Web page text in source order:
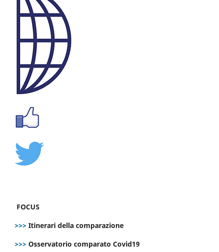
FOCUS
>>> Itinerari della comparazione
>>> Osservatorio comparato Covid19